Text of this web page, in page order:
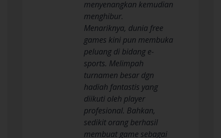
menyenangkan kemudian
menghibur.
Menariknya, dunia free
games kini pun membuka
peluang di bidang e-
sports. Melimpah
turnamen besar dgn
hadiah fantastis yang
diikuti oleh player
profesional. Bahkan,
sedikit orang berhasil
membuat game sebagai